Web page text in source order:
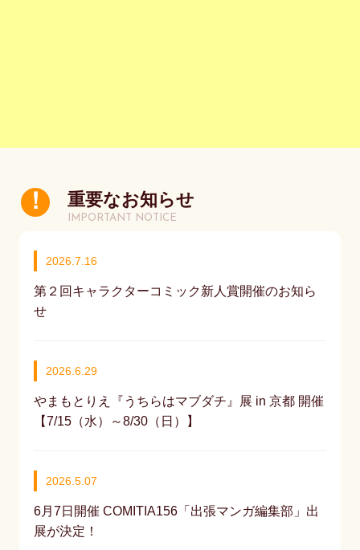
重要なお知らせ
IMPORTANT NOTICE
2026.7.16
第２回キャラクターコミック新人賞開催のお知ら
せ
2026.6.29
やまもとりえ『うちらはマブダチ』展 in 京都 開催
【7/15（水）～8/30（日）】
2026.5.07
6月7日開催 COMITIA156「出張マンガ編集部」出
展が決定！